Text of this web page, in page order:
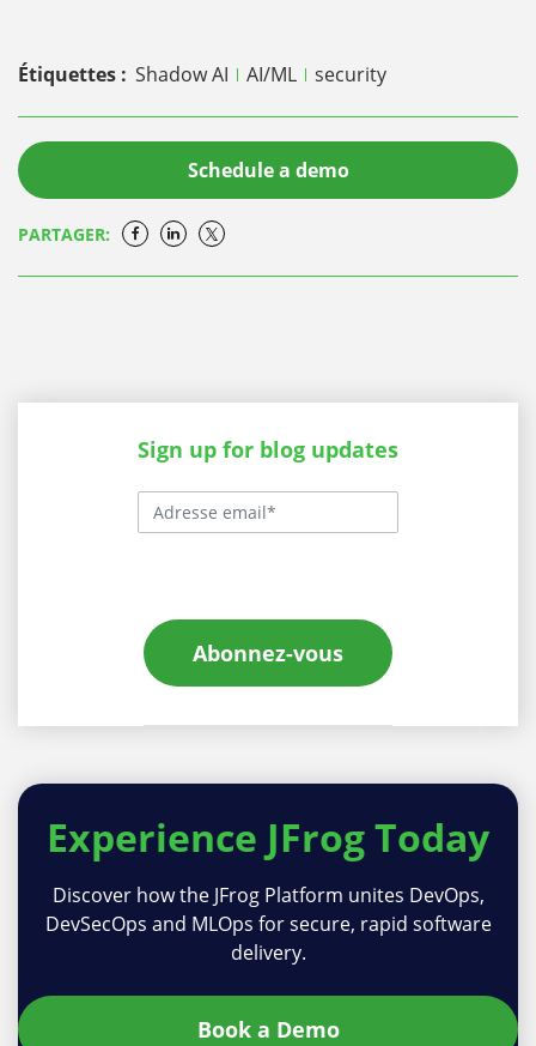
Étiquettes : Shadow AI AI/ML security
Schedule a demo
PARTAGER:
Sign up for blog updates
Abonnez-vous
Experience JFrog Today
Discover how the JFrog Platform unites DevOps,
DevSecOps and MLOps for secure, rapid software
delivery.
Book a Demo